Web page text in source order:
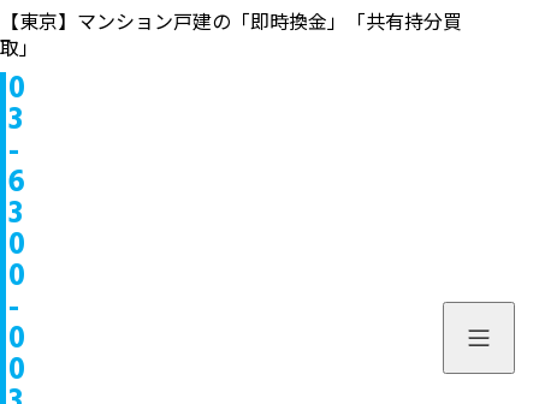
【東京】マンション戸建の「即時換金」「共有持分買
取」
0
3
-
6
3
0
0
-
0
0